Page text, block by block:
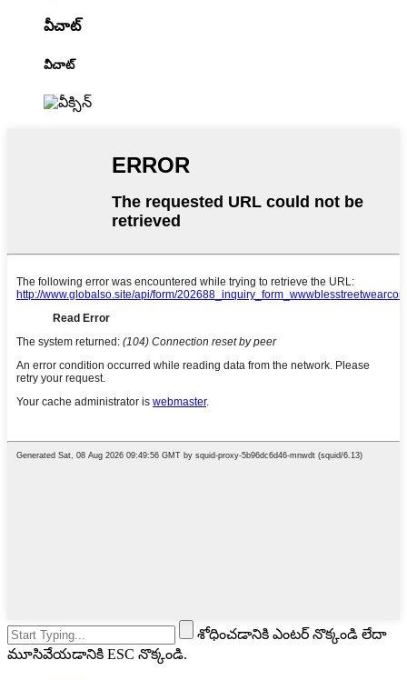
వీచాట్
వీచాట్
శోధించడానికి ఎంటర్ నొక్కండి లేదా
మూసివేయడానికి ESC నొక్కండి.